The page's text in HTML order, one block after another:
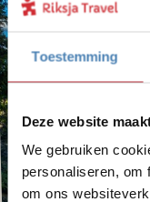
Toestemming
Deze website
We gebruiken
personaliseren, om
om ons